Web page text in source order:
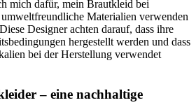
mich dafür, mein Brautkleid bei
Materialien verwenden
Designer achten darauf, dass ihre
hergestellt werden und dass
bei der Herstellung verwendet
– eine nachhaltige